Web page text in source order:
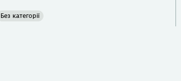
Без категорії